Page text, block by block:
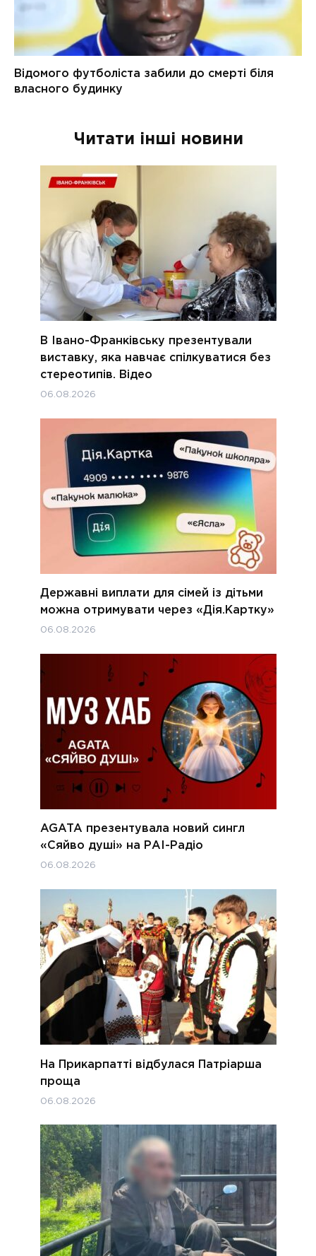
Читати інші новини
В Івано-Франківську презентували
виставку, яка навчає спілкуватися без
стереотипів. Відео
06.08.2026
Державні виплати для сімей із дітьми
можна отримувати через «Дія.Картку»
06.08.2026
AGATA презентувала новий сингл
«Сяйво душі» на РАІ-Радіо
06.08.2026
На Прикарпатті відбулася Патріарша
проща
06.08.2026